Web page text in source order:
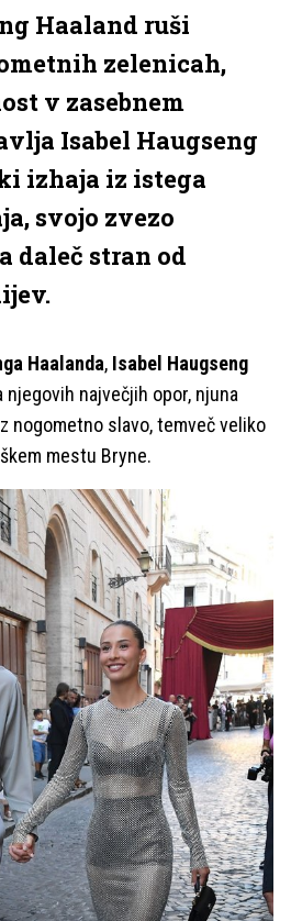
Haaland ruši
zelenicah,
v zasebnem
Isabel Haugseng
izhaja iz istega
svojo zvezo
daleč stran od
Haalanda, Isabel Haugseng
njegovih največjih opor, njuna
nogometno slavo, temveč veliko
mestu Bryne.